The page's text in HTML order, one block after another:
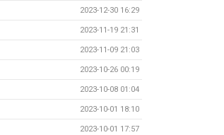
2023-12-30 16:29
2023-11-19 21:31
2023-11-09 21:03
2023-10-26 00:19
2023-10-08 01:04
2023-10-01 18:10
2023-10-01 17:57